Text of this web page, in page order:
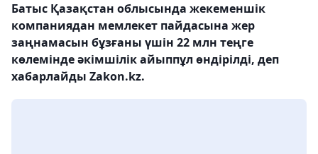
Батыс Қазақстан облысында жекеменшік
компаниядан мемлекет пайдасына жер
заңнамасын бұзғаны үшін 22 млн теңге
көлемінде әкімшілік айыппұл өндірілді, деп
хабарлайды Zakon.kz.